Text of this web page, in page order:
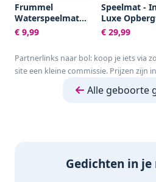
Frummel
Waterspeelmat
Baby – Watermat –
Speelkleed –
Waterspeelgoed
Baby - Kraamcadeau
€ 9,99
Speelmat -
Luxe
Dubbelzijdig -
Speelkleed -
Speelkleed
Speelmat
€ 29,99
Partnerlinks naar bol: koop je iets via
site een kleine commissie. Prijzen zijn
Alle geboorte
Gedichten in